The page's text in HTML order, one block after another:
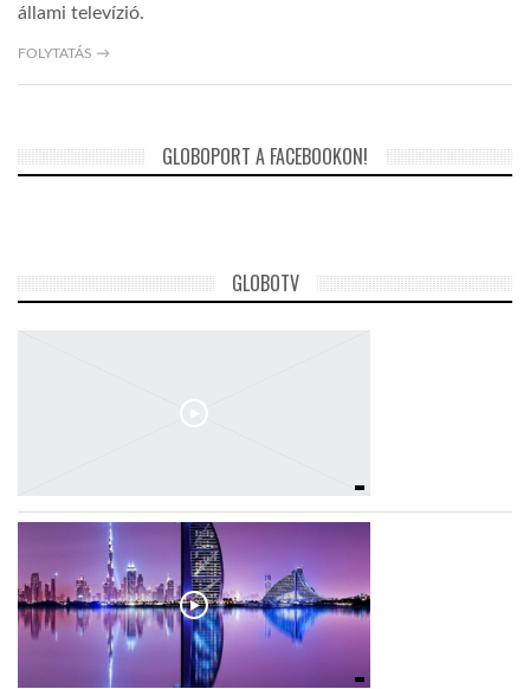
GLOBOTV BP
GLOBOTV
GLOBOZSARU
DOBRAVERO.HU
állami televízió.
FOLYTATÁS →
GLOBOPORT A FACEBOOKON!
GLOBOTV